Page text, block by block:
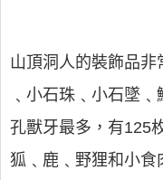
山頂洞人的裝飾品
﹑小石珠﹑小石墜
孔獸牙最多，有125
狐﹑鹿﹑野狸和小